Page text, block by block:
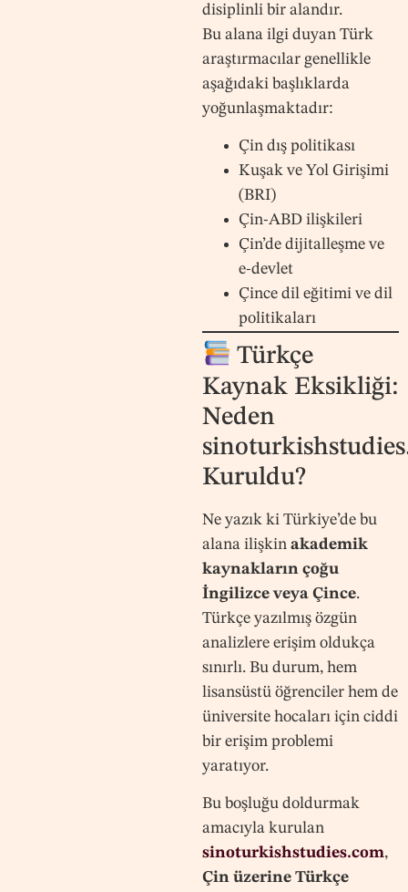
disiplinli bir alandır.
Bu alana ilgi duyan Türk
araştırmacılar genellikle
aşağıdaki başlıklarda
yoğunlaşmaktadır:
Çin dış politikası
Kuşak ve Yol Girişimi
(BRI)
Çin-ABD ilişkileri
Çin’de dijitalleşme ve
e-devlet
Çince dil eğitimi ve dil
politikaları
Türkçe
Kaynak Eksikliği:
Neden
Kuruldu?
Ne yazık ki Türkiye’de bu
alana ilişkin akademik
kaynakların çoğu
İngilizce veya Çince.
Türkçe yazılmış özgün
analizlere erişim oldukça
sınırlı. Bu durum, hem
lisansüstü öğrenciler hem de
üniversite hocaları için ciddi
bir erişim problemi
yaratıyor.
Bu boşluğu doldurmak
amacıyla kurulan
sinoturkishstudies.com,
Çin üzerine Türkçe